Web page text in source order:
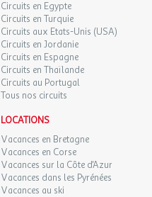
Circuits en Egypte
Circuits en Turquie
Circuits aux Etats-Unis (USA)
Circuits en Jordanie
Circuits en Espagne
Circuits en Thaïlande
Circuits au Portugal
Tous nos circuits
LOCATIONS
Vacances en Bretagne
Vacances en Corse
Vacances sur la Côte d'Azur
Vacances dans les Pyrénées
Vacances au ski